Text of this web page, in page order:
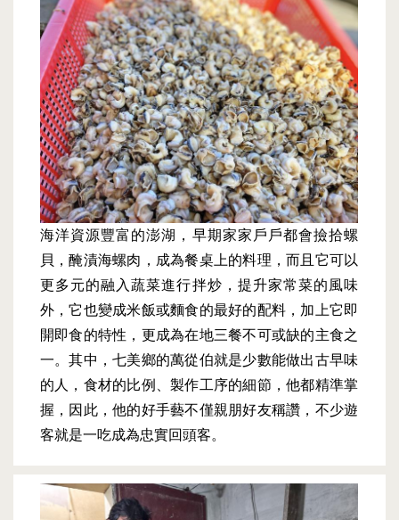
海洋資源豐富的澎湖，早期家家戶戶都會撿拾螺
貝，醃漬海螺肉，成為餐桌上的料理，而且它可以
更多元的融入蔬菜進行拌炒，提升家常菜的風味
外，它也變成米飯或麵食的最好的配料，加上它即
開即食的特性，更成為在地三餐不可或缺的主食之
一。其中，七美鄉的萬從伯就是少數能做出古早味
的人，食材的比例、製作工序的細節，他都精準掌
握，因此，他的好手藝不僅親朋好友稱讚，不少遊
客就是一吃成為忠實回頭客。